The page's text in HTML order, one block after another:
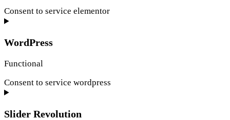
Consent to service elementor
WordPress
Functional
Consent to service wordpress
Slider Revolution